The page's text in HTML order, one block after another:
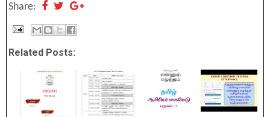
Share:
Related Posts: